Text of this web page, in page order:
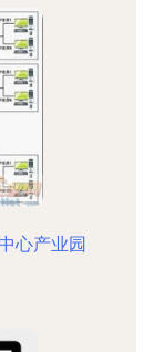
心产业园